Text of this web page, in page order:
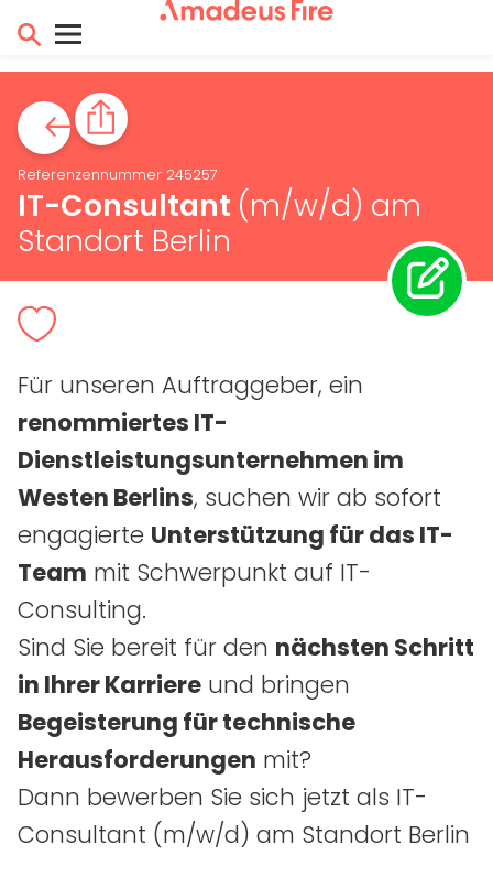
Referenzennummer 245257
IT-Consultant (m/w/d) am
Standort Berlin
Für unseren Auftraggeber, ein
renommiertes IT-
Dienstleistungsunternehmen im
Westen Berlins, suchen wir ab sofort
engagierte Unterstützung für das IT-
Team mit Schwerpunkt auf IT-
Consulting.
Sind Sie bereit für den nächsten Schritt
in Ihrer Karriere und bringen
Begeisterung für technische
Herausforderungen mit?
Dann bewerben Sie sich jetzt als IT-
Consultant (m/w/d) am Standort Berlin